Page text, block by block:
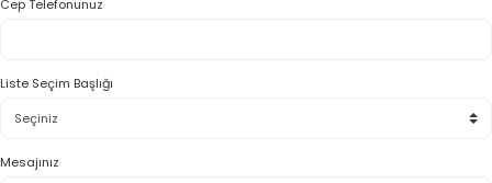
Cep Telefonunuz
Liste Seçim Başlığı
Mesajınız